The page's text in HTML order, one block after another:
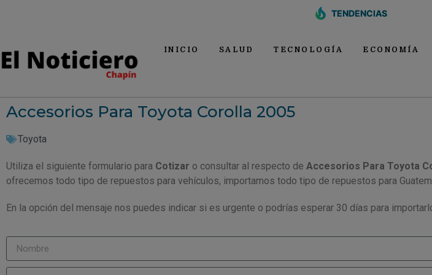
TENDENCIAS
INICIO SALUD TECNOLOGÍA ECONOMÍA
Accesorios Para Toyota Corolla 2005
Toyota
Utiliza el siguiente formulario para Cotizar o consultar al respecto de Accesorios Para Toyota
ofrecemos todo tipo de repuestos para vehículos, importamos todo tipo de repuestos para
En la opción del mensaje nos puedes indicar si es urgente o podrías esperar 30 días para